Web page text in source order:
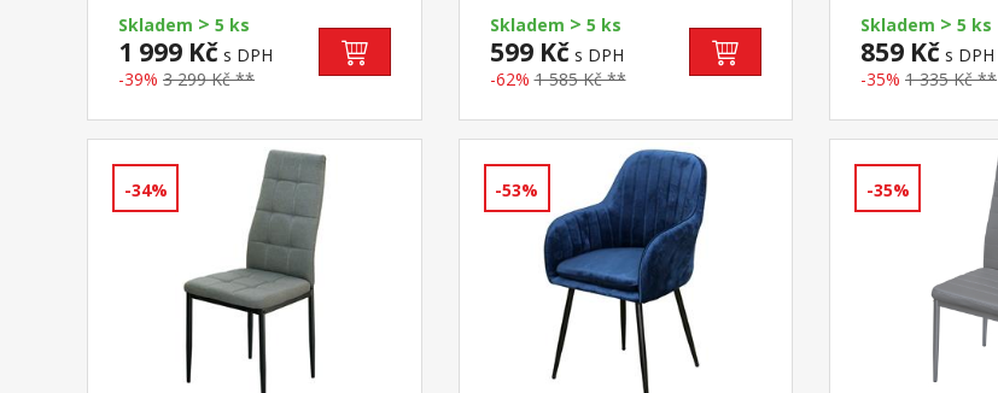
zadní nejužší části 36 cm, v přední
části 42 cmvhodná ke stolu
BERGEN dub 4090
Skladem > 5 ks
1 999 Kč s DPH
-39% 3 299 Kč **
Skladem > 5 ks
599 Kč s DPH
-62% 1 585 Kč **
Skladem > 5 ks
859 Kč s DPH
-35% 1 335 Kč **
-34% -53% -35%